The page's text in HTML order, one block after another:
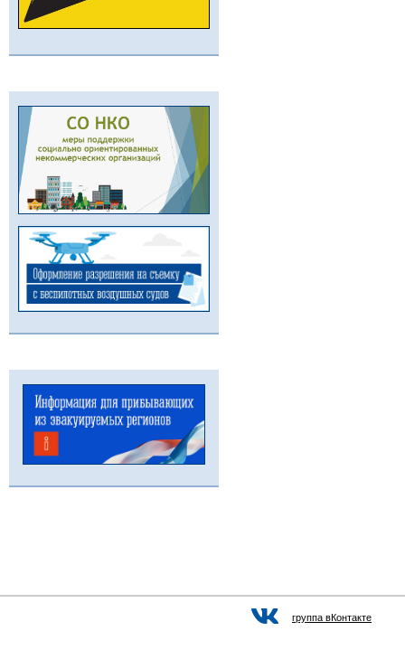
группа вКонтакте